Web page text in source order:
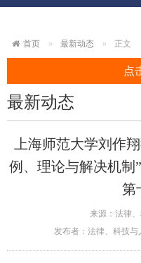
首页 最新动态 正文
点
最新动态
上海师范大学刘作
例、理论与解决机制
第
来源：法律
发布者：法律、科技与